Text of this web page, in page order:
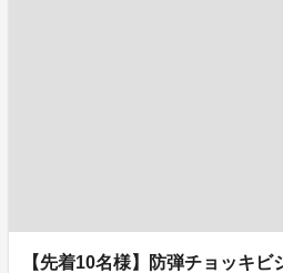
【先着10名様】防弾チョッキ